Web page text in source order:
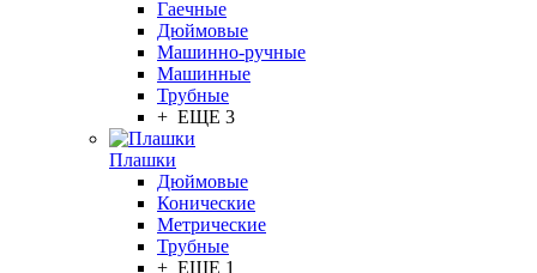
Гаечные
Дюймовые
Машинно-ручные
Машинные
Трубные
+ ЕЩЕ 3
Плашки
Дюймовые
Конические
Метрические
Трубные
+ ЕЩЕ 1